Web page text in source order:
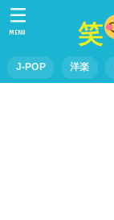
笑
J-POP 洋楽
MENU